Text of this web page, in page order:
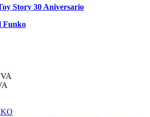
Story 30 Aniversario
Funko